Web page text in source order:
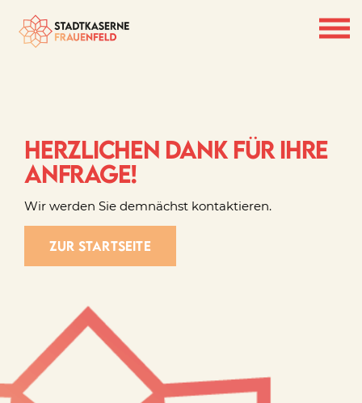
Herzlichen Dank für Ihre
Anfrage!
Wir werden Sie demnächst kontaktieren.
zur Startseite